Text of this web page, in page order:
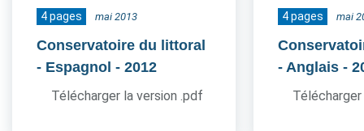
4 pages mai 2013
Conservatoire du littoral
- Espagnol - 2012
Télécharger la version .pdf
4 pages mai
- Anglais -